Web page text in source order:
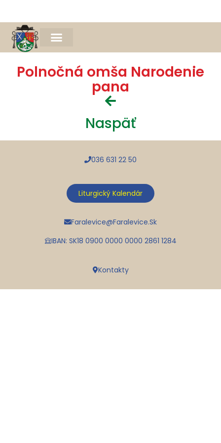
Polnočná omša Narodenie
pana
Naspäť
036 631 22 50
Liturgický Kalendár
Faralevice@faralevice.sk
IBAN: SK18 0900 0000 0000 2861 1284
Kontakty